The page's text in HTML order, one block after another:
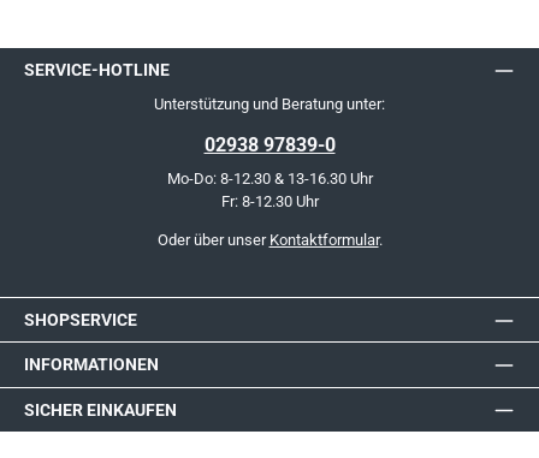
SERVICE-HOTLINE
Unterstützung und Beratung unter:
02938 97839-0
Mo-Do: 8-12.30 & 13-16.30 Uhr
Fr: 8-12.30 Uhr
Oder über unser Kontaktformular.
SHOPSERVICE
INFORMATIONEN
SICHER EINKAUFEN